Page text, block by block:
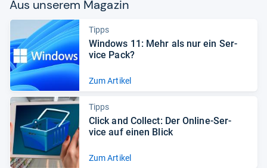
Aus unse­rem Maga­zin
Tipps
Win­dows 11: Mehr als nur ein Ser­
vice Pack?
Zum Artikel
Tipps
Click and Col­lect: Der Online-​Ser­
vice auf einen Blick
Zum Artikel